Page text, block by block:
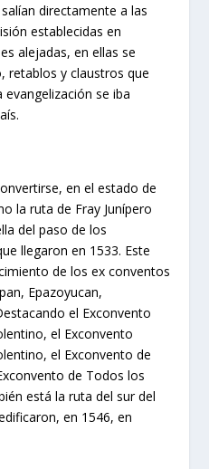
directamente a las
establecidas en
alejadas, en ellas se
retablos y claustros que
se iba
en el estado de
la ruta de Fray Junípero
del paso de los
llegaron en 1533. Este
de los ex conventos
Epazoyucan,
el Exconvento
el Exconvento
el Exconvento de
de Todos los
está la ruta del sur del
en 1546, en